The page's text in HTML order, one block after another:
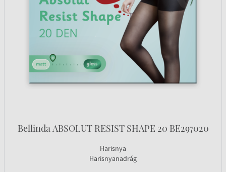
Bellinda ABSOLUT RESIST SHAPE 20 BE297020
Harisnya
Harisnyanadrág